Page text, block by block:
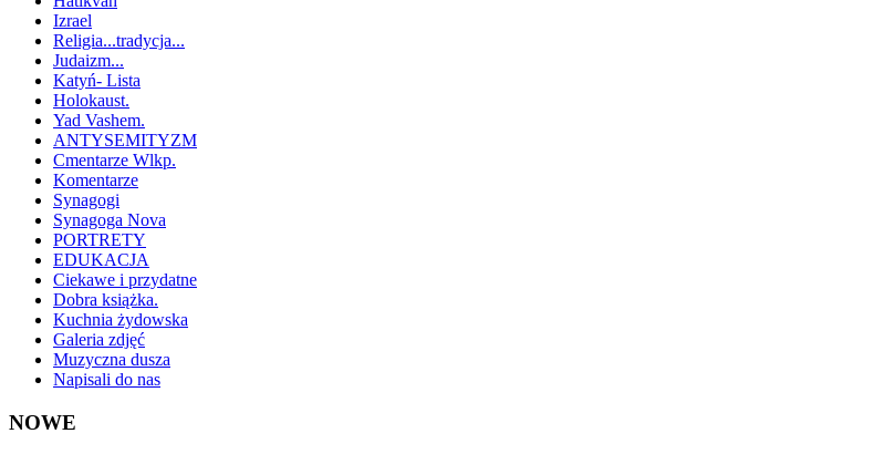
Izrael
Religia...tradycja...
Judaizm...
Katyń- Lista
Holokaust.
Yad Vashem.
ANTYSEMITYZM
Cmentarze Wlkp.
Komentarze
Synagogi
Synagoga Nova
PORTRETY
EDUKACJA
Ciekawe i przydatne
Dobra książka.
Kuchnia żydowska
Galeria zdjęć
Muzyczna dusza
Napisali do nas
NOWE